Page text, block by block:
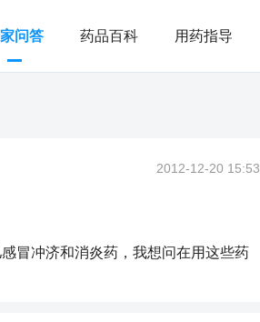
问答 药品百科 用药指导
2012-12-20 15:53
冒冲济和消炎药，我想问在用这些药